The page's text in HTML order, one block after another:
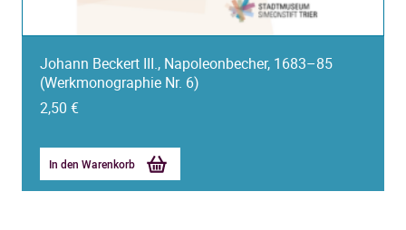
Johann Beckert III., Napoleonbecher, 1683–85
(Werkmonographie Nr. 6)
2,50 €
In den Warenkorb